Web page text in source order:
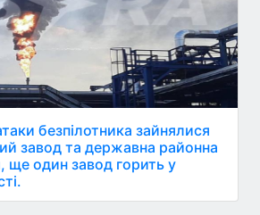
безпілотника зайнялися
завод та державна районна
ще один завод горить у